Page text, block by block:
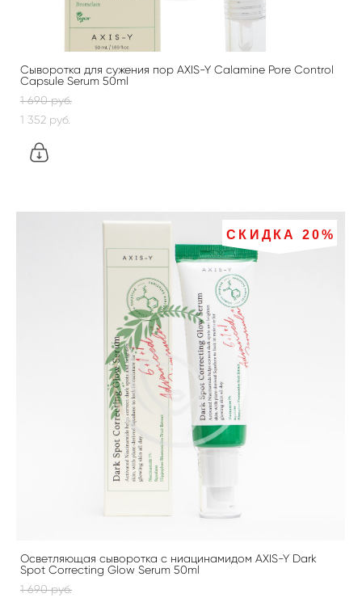
Сыворотка для сужения пор AXIS-Y Calamine Pore Control
Capsule Serum 50ml
1 690 pуб.
1 352 pуб.
СКИДКА 20%
Осветляющая сыворотка с ниацинамидом AXIS-Y Dark
Spot Correcting Glow Serum 50ml
1 690 pуб.